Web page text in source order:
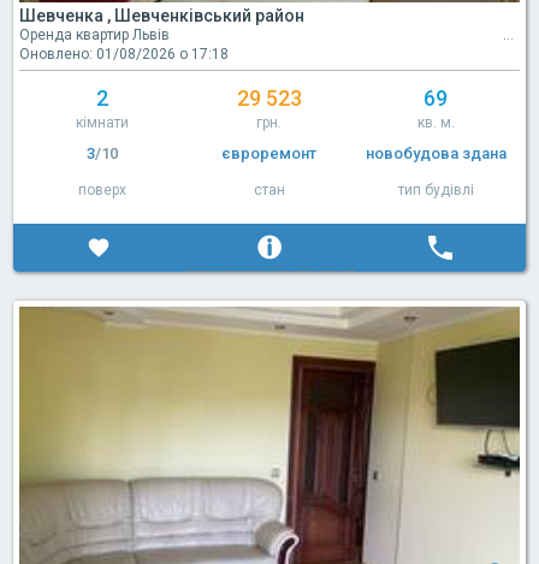
Шевченка , Шевченківський район
Оренда квартир Львів
Оновлено: 01/08/2026 о 17:18
2
кімнати
29 523
грн.
69
кв. м.
3/10
поверх
євроремонт
стан
новобудова здана
тип будівлі